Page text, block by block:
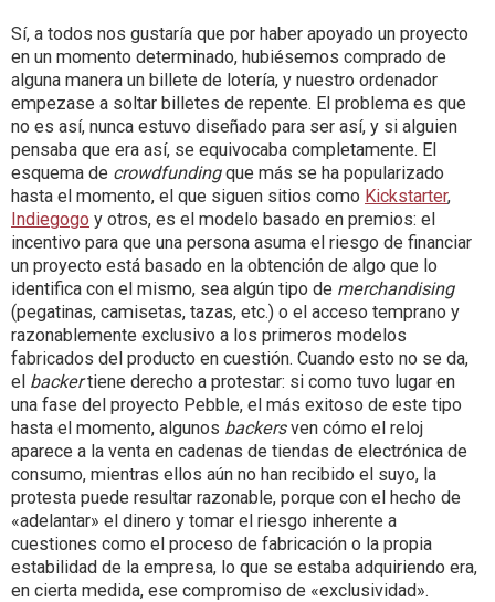
Sí, a todos nos gustaría que por haber apoyado un proyecto
en un momento determinado, hubiésemos comprado de
alguna manera un billete de lotería, y nuestro ordenador
empezase a soltar billetes de repente. El problema es que
no es así, nunca estuvo diseñado para ser así, y si alguien
pensaba que era así, se equivocaba completamente. El
esquema de crowdfundingque más se ha popularizado
hasta el momento, el que siguen sitios como Kickstarter,
Indiegogo y otros, es el modelo basado en premios: el
incentivo para que una persona asuma el riesgo de financiar
un proyecto está basado en la obtención de algo que lo
identifica con el mismo, sea algún tipo de merchandising
(pegatinas, camisetas, tazas, etc.) o el acceso temprano y
razonablemente exclusivo a los primeros modelos
fabricados del producto en cuestión. Cuando esto no se da,
el backertiene derecho a protestar: si como tuvo lugar en
una fase del proyecto Pebble, el más exitoso de este tipo
hasta el momento, algunos backersven cómo el reloj
aparece a la venta en cadenas de tiendas de electrónica de
consumo, mientras ellos aún no han recibido el suyo, la
protesta puede resultar razonable, porque con el hecho de
«adelantar» el dinero y tomar el riesgo inherente a
cuestiones como el proceso de fabricación o la propia
estabilidad de la empresa, lo que se estaba adquiriendo era,
en cierta medida, ese compromiso de «exclusividad».